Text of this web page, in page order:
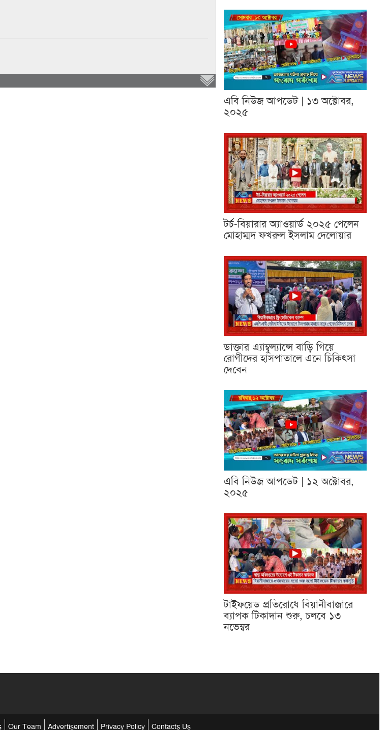
এবি নিউজ আপডেট | ১৩ অক্টোবর,
২০২৫
টর্চ-বিয়ারার অ্যাওয়ার্ড ২০২৫ পেলেন
মোহাম্মদ ফখরুল ইসলাম দেলোয়ার
ডাক্তার এ্যাম্বুল্যান্সে বাড়ি গিয়ে
রোগীদের হাসপাতালে এনে চিকিৎসা
দেবেন
এবি নিউজ আপডেট | ১২ অক্টোবর,
২০২৫
টাইফয়েড প্রতিরোধে বিয়ানীবাজারে
ব্যাপক টিকাদান শুরু, চলবে ১৩
নভেম্বর
Our Team Advertisement Privacy Policy Contacts Us